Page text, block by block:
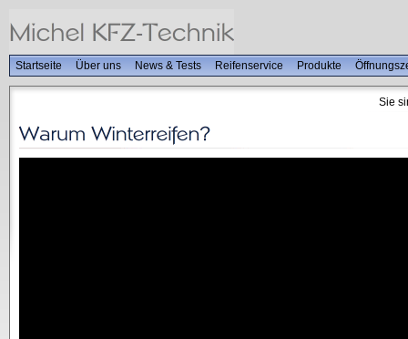
Startseite Über uns News & Tests Reifenservice Produkte
Sie